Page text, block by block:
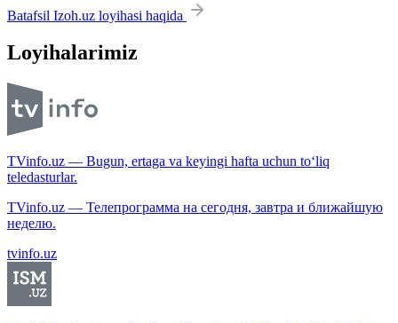
Batafsil Izoh.uz loyihasi haqida
Loyihalarimiz
TVinfo.uz — Bugun, ertaga va keyingi hafta uchun to‘liq
teledasturlar.
TVinfo.uz — Телепрограмма на сегодня, завтра и ближайшую
неделю.
tvinfo.uz